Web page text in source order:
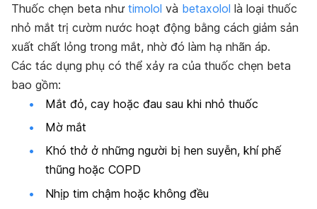
Thuốc chẹn beta như timolol và betaxolol là loại thuốc
nhỏ mắt trị cườm nước hoạt động bằng cách giảm sản
xuất chất lỏng trong mắt, nhờ đó làm hạ nhãn áp.
Các tác dụng phụ có thể xảy ra của thuốc chẹn beta
bao gồm:
Mắt đỏ, cay hoặc đau sau khi nhỏ thuốc
Mờ mắt
Khó thở ở những người bị hen suyễn, khí phế
thũng hoặc COPD
Nhịp tim chậm hoặc không đều